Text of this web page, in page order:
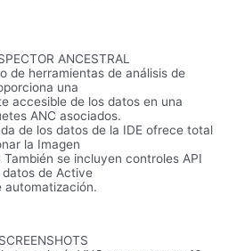
ANCESTRAL
de herramientas de análisis de
una
accesible de los datos en una
ANC asociados.
de los datos de la IDE ofrece total
la Imagen
También se incluyen controles API
datos de Active
automatización.